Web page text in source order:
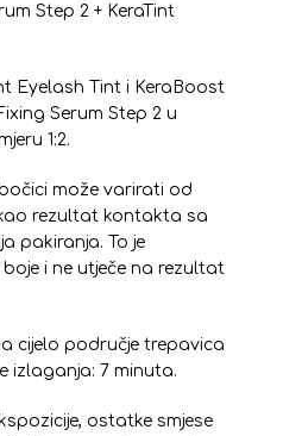
Step 2 + KeraTint
Eyelash Tint i KeraBoost
Serum Step 2 u
1:2.
može varirati od
rezultat kontakta sa
pakiranja. To je
i ne utječe na rezultat
cijelo područje trepavica
izlaganja: 7 minuta.
ostatke smjese